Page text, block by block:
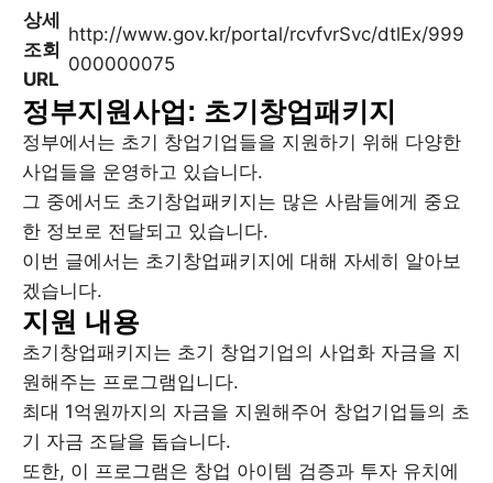
상세
조회
URL
http://www.gov.kr/portal/rcvfvrSvc/dtlEx/999
000000075
정부지원사업: 초기창업패키지
정부에서는 초기 창업기업들을 지원하기 위해 다양한
사업들을 운영하고 있습니다.
그 중에서도 초기창업패키지는 많은 사람들에게 중요
한 정보로 전달되고 있습니다.
이번 글에서는 초기창업패키지에 대해 자세히 알아보
겠습니다.
지원 내용
초기창업패키지는 초기 창업기업의 사업화 자금을 지
원해주는 프로그램입니다.
최대 1억원까지의 자금을 지원해주어 창업기업들의 초
기 자금 조달을 돕습니다.
또한, 이 프로그램은 창업 아이템 검증과 투자 유치에